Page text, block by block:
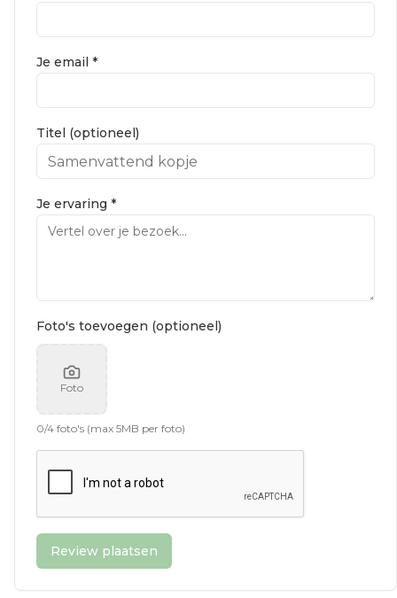
Je email *
Titel (optioneel)
Je ervaring *
Foto's toevoegen (optioneel)
Foto
0/4 foto's (max 5MB per foto)
Review plaatsen